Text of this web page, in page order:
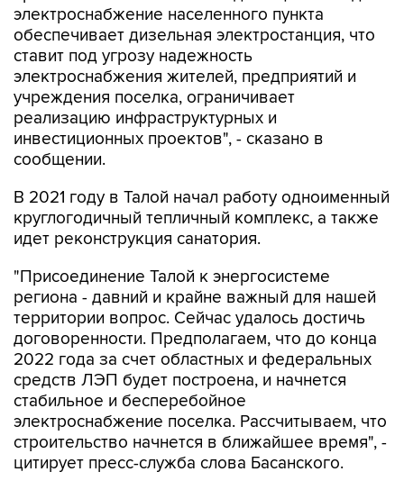
электроснабжение населенного пункта
обеспечивает дизельная электростанция, что
ставит под угрозу надежность
электроснабжения жителей, предприятий и
учреждения поселка, ограничивает
реализацию инфраструктурных и
инвестиционных проектов", - сказано в
сообщении.
В 2021 году в Талой начал работу одноименный
круглогодичный тепличный комплекс, а также
идет реконструкция санатория.
"Присоединение Талой к энергосистеме
региона - давний и крайне важный для нашей
территории вопрос. Сейчас удалось достичь
договоренности. Предполагаем, что до конца
2022 года за счет областных и федеральных
средств ЛЭП будет построена, и начнется
стабильное и бесперебойное
электроснабжение поселка. Рассчитываем, что
строительство начнется в ближайшее время", -
цитирует пресс-служба слова Басанского.